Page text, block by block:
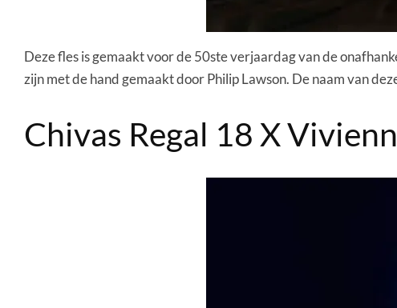
Deze fles is gemaakt voor de 50ste verjaardag van de
zijn met de hand gemaakt door Philip Lawson. De naam van
Chivas Regal 18 X